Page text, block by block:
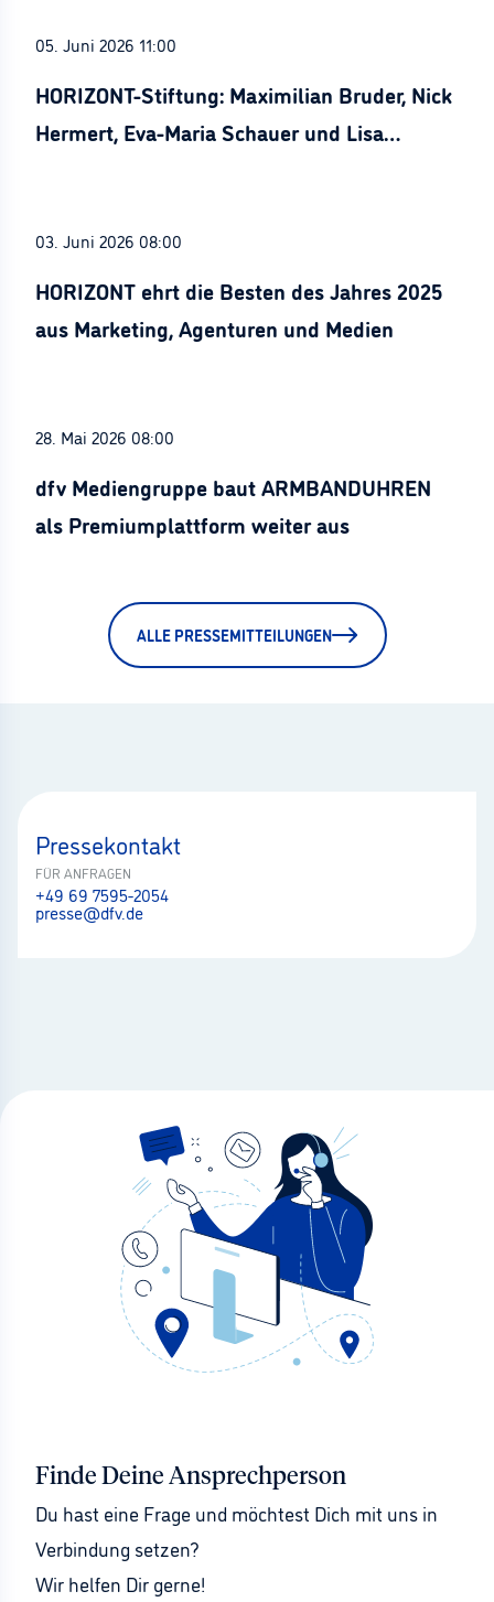
05. Juni 2026 11:00
HORIZONT-Stiftung: Maximilian Bruder, Nick
Hermert, Eva-Maria Schauer und Lisa
03. Juni 2026 08:00
HORIZONT ehrt die Besten des Jahres 2025
aus Marketing, Agenturen und Medien
28. Mai 2026 08:00
dfv Mediengruppe baut ARMBANDUHREN
als Premiumplattform weiter aus
ALLE PRESSEMITTEILUNGEN
Pressekontakt
FÜR ANFRAGEN
+49 69 7595-2054
presse@dfv.de
Finde Deine Ansprechperson
Du hast eine Frage und möchtest Dich mit uns in
Verbindung setzen?
Wir helfen Dir gerne!